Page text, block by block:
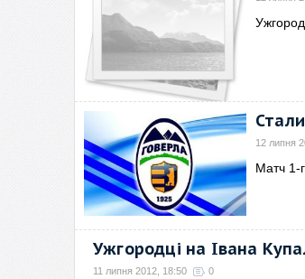
12 липня
Матч 1-
Ужгородці на Івана
11 липня 2012, 18:50 0